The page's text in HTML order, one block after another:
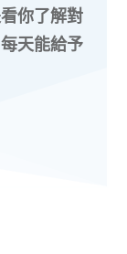
你了解對
天能給予